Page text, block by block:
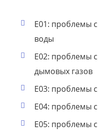
E01: проблемы
воды
E02: проблемы
дымовых газов
E03: проблемы
E04: проблемы
E05: проблемы